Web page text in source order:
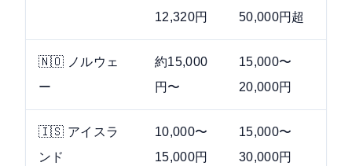
12,320円
50,000円超
🇳🇴 ノルウェ
ー
約15,000
円〜
15,000〜
20,000円
🇮🇸 アイスラ
ンド
10,000〜
15,000円
15,000〜
30,000円